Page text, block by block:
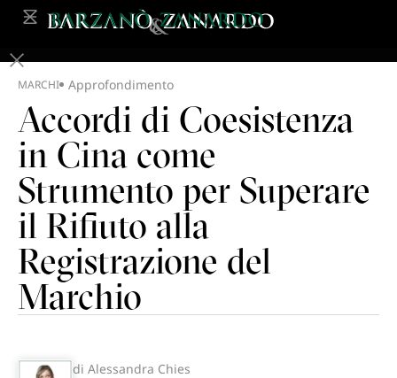
MARCHI Approfondimento
Accordi di Coesistenza
in Cina come
Strumento per Superare
il Rifiuto alla
Registrazione del
Marchio
di Alessandra Chies